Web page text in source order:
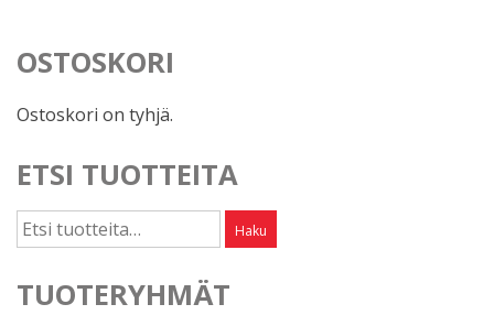
OSTOSKORI
Ostoskori on tyhjä.
ETSI TUOTTEITA
Etsi: Haku
TUOTERYHMÄT